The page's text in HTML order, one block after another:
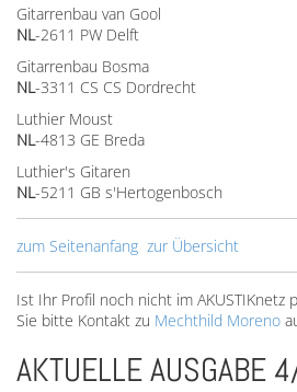
Gitarrenbau van Gool
NL-2611 PW Delft
Gitarrenbau Bosma
NL-3311 CS CS Dordrecht
Luthier Moust
NL-4813 GE Breda
Luthier's Gitaren
NL-5211 GB s'Hertogenbosch
zum Seitenanfang zur Übersicht
Ist Ihr Profil noch nicht im AKUSTIKnetz
Sie bitte Kontakt zu Mechthild Moreno
AKTUELLE AUSGABE